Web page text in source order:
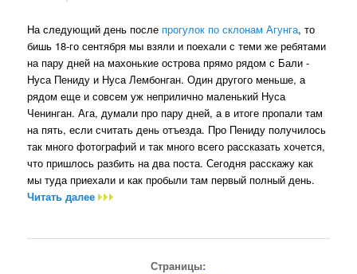
На следующий день после прогулок по склонам Агунга, то
бишь 18-го сентября мы взяли и поехали с теми же ребятами
на пару дней на махонькие острова прямо рядом с Бали -
Нуса Пениду и Нуса Лембонган. Один другого меньше, а
рядом еще и совсем уж неприлично маленький Нуса
Ченинган. Ага, думали про пару дней, а в итоге пропали там
на пять, если считать день отъезда. Про Пениду получилось
так много фотографий и так много всего рассказать хочется,
что пришлось разбить на два поста. Сегодня расскажу как
мы туда приехали и как пробыли там первый полный день.
Читать далее
Страницы: